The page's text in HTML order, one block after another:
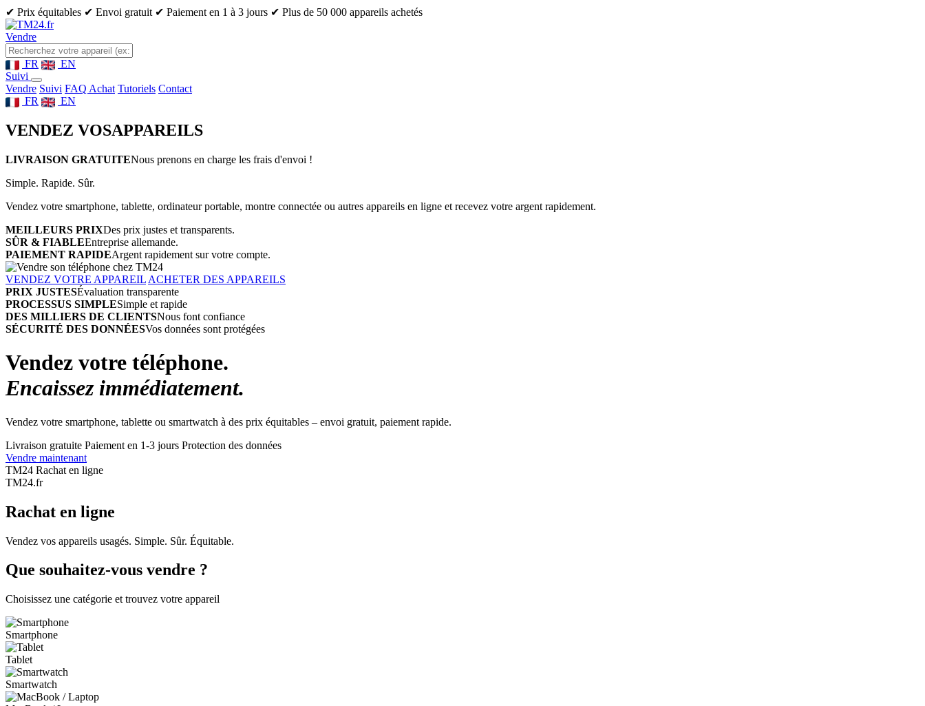
✔ Prix équitables ✔ Envoi gratuit ✔ Paiement en 1 à 3 jours ✔ Plus de 50 000 appareils achetés
Vendre
FR
EN
Suivi
Vendre Suivi FAQ Achat Tutoriels Contact
FR
EN
VENDEZ VOSAPPAREILS
LIVRAISON GRATUITENous prenons en charge les frais d'envoi !
Simple. Rapide. Sûr.
Vendez votre smartphone, tablette, ordinateur portable, montre connectée ou autres appareils en ligne et recevez votre argent rapidement.
MEILLEURS PRIXDes prix justes et transparents.
SÛR & FIABLEEntreprise allemande.
PAIEMENT RAPIDEArgent rapidement sur votre compte.
VENDEZ VOTRE APPAREIL ACHETER DES APPAREILS
PRIX JUSTESÉvaluation transparente
PROCESSUS SIMPLESimple et rapide
DES MILLIERS DE CLIENTSNous font confiance
SÉCURITÉ DES DONNÉESVos données sont protégées
Vendez votre téléphone.
Encaissez immédiatement.
Vendez votre smartphone, tablette ou smartwatch à des prix équitables – envoi gratuit, paiement rapide.
Livraison gratuite Paiement en 1-3 jours Protection des données
Vendre maintenant
TM24 Rachat en ligne
TM24.fr
Rachat en ligne
Vendez vos appareils usagés. Simple. Sûr. Équitable.
Que souhaitez-vous vendre ?
Choisissez une catégorie et trouvez votre appareil
Smartphone
Tablet
Smartwatch